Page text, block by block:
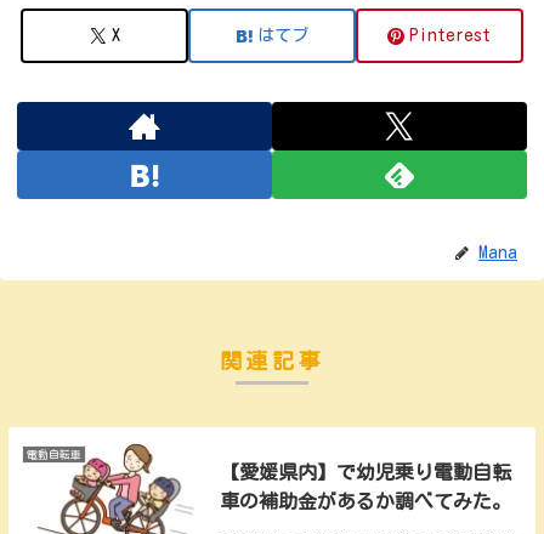
X はてブ Pinterest
Mana
関連記事
電動自転車
【愛媛県内】で幼児乗り電動自転
車の補助金があるか調べてみた。